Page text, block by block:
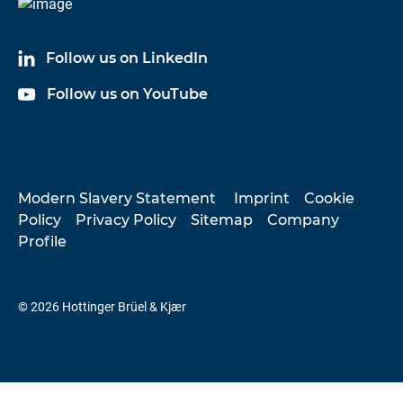
Follow us on LinkedIn
Follow us on YouTube
Modern Slavery Statement Imprint
Cookie
Policy
Privacy Policy Sitemap
Company
Profile
© 2026 Hottinger Brüel & Kjær